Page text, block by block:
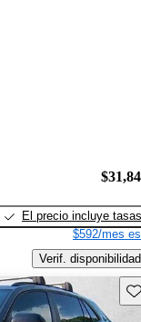
El precio incluye tasas
$592/mes
Verif. disponibilidad